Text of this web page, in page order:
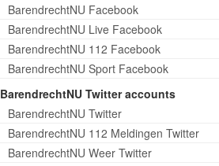
BarendrechtNU Facebook
BarendrechtNU Live Facebook
BarendrechtNU 112 Facebook
BarendrechtNU Sport Facebook
BarendrechtNU Twitter accounts
BarendrechtNU Twitter
BarendrechtNU 112 Meldingen Twitter
BarendrechtNU Weer Twitter